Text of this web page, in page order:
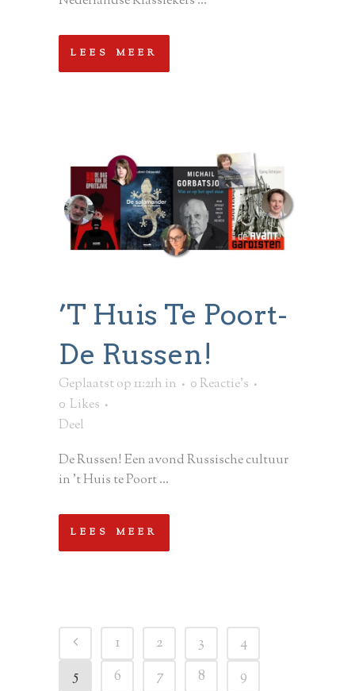
LEES MEER
’t Huis Te Poort-
De Russen!
Geplaatst op 11:21h in
0 Reactie's
0 Likes
Deel
De Russen! Een avond Russische cultuur
in 't Huis te Poort ...
LEES MEER
1 2 3
4
5
6 7 8
9